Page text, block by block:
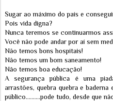
Sugar ao máximo do país e
Pois vida digna?
Nunca teremos se continuarmos
Você não pode andar por aí sem
Não temos bons hospitais!
Não temos um bom saneamento!
Não temos boa educação!
A segurança pública é uma
arrastões, quebra quebra e
público..........pode tudo, desde que